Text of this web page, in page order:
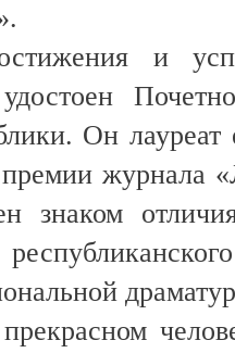
и
Он
журнала
знаком